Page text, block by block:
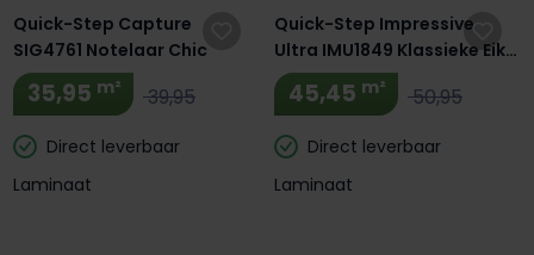
Quick-Step Capture
SIG4761 Notelaar Chic
35,95 m² 39,95
Direct leverbaar
Laminaat
Quick-Step Impressive
Ultra IMU1849 Klassieke Eik
Bruin
45,45 m² 50,95
Direct leverbaar
Laminaat